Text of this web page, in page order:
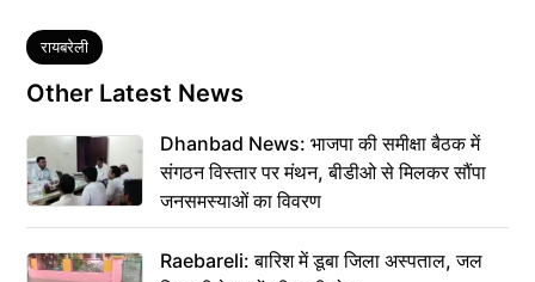
Tags
रायबरेली
Other Latest News
Dhanbad News: भाजपा की समीक्षा बैठक में
संगठन विस्तार पर मंथन, बीडीओ से मिलकर सौंपा
जनसमस्याओं का विवरण
Raebareli: बारिश में डूबा जिला अस्पताल, जल